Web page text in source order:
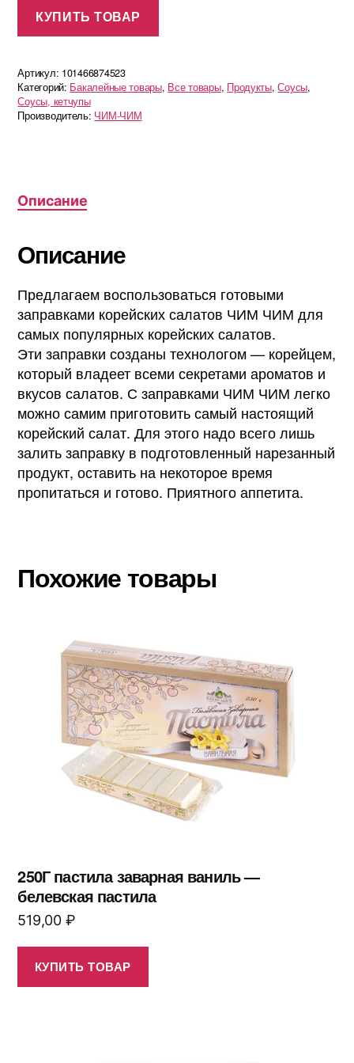
КУПИТЬ ТОВАР
Артикул: 101466874523
Категорий: Бакалейные товары, Все товары, Продукты,Соусы,
Соусы, кетчупы
Производитель: ЧИМ-ЧИМ
Описание
Описание
Предлагаем воспользоваться готовыми
заправками корейских салатов ЧИМ ЧИМ для
самых популярных корейских салатов.
Эти заправки созданы технологом — корейцем,
который владеет всеми секретами ароматов и
вкусов салатов. С заправками ЧИМ ЧИМ легко
можно самим приготовить самый настоящий
корейский салат. Для этого надо всего лишь
залить заправку в подготовленный нарезанный
продукт, оставить на некоторое время
пропитаться и готово. Приятного аппетита.
Похожие товары
250Г пастила заварная ваниль —
белевская пастила
519,00 ₽
КУПИТЬ ТОВАР